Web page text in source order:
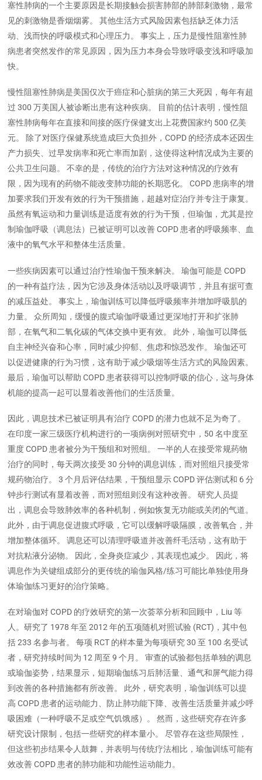
塞性肺病的一个主要原因是长期接触会损害肺部的肺部刺激物，最常
见的刺激物是香烟烟雾。 其他生活方式风险因素包括缺乏体力活
动、浅而快的呼吸模式和心理压力。 事实上，压力是慢性阻塞性肺
病患者突然发作的常见原因，因为压力本身会导致呼吸变浅和呼吸加
快。
慢性阻塞性肺病是美国仅次于癌症和心脏病的第三大死因，每年有超
过 300 万美国人被诊断出患有这种疾病。 目前的估计表明，慢性阻
塞性肺病每年在直接和间接的医疗保健支出上花费国家约 500 亿美
元。 除了对医疗保健系统造成巨大负担外，COPD 的经济成本还因生
产力损失、过早发病率和死亡率而加剧，这使得这种情况成为主要的
公共卫生问题。 不幸的是，传统的治疗方法对这种情况的疗效有
限，因为现有的药物不能改变肺功能的长期恶化。 COPD 患病率的增
加要求我们开发有效的行为干预措施，超越对症治疗并专注于康复。
虽然有氧运动和力量训练是适度有效的行为干预，但瑜伽，尤其是控
制瑜伽呼吸（调息法）已被证明可以改善 COPD 患者的呼吸频率、血
液中的氧气水平和整体生活质量。
一些疾病因素可以通过治疗性瑜伽干预来解决。 瑜伽可能是 COPD
的一种有益疗法，因为它涉及身体活动以及呼吸调节，并且有据可查
的减压益处。 事实上，瑜伽训练可以降低呼吸频率并增加呼吸肌的
力量。 众所周知，缓慢的腹式瑜伽呼吸通过更深地打开和扩张肺
部，在氧气和二氧化碳的气体交换中更有效。 此外，瑜伽可以降低
自主神经兴奋和心率，同时减少抑郁、焦虑和惊恐发作。 瑜伽还可
以促进健康的行为习惯，这有助于减少吸烟等生活方式的风险因素。
最后，瑜伽可以帮助 COPD 患者获得可以控制呼吸的信心，这与身体
机能的提高一起可以显着改善他们的生活质量。
因此，调息技术已被证明具有治疗 COPD 的潜力也就不足为奇了。
在印度一家三级医疗机构进行的一项病例对照研究中，50 名中度至
重度 COPD 患者被分为干预组和对照组。 一半的人在接受常规药物
治疗的同时，每天两次接受 30 分钟的调息训练，而对照组只接受常
规药物治疗。 3 个月后评估结果，干预组显示 COPD 评估测试和 6 分
钟步行测试有显着改善，而对照组则没有这种改善。 研究人员提
出，调息会导致肺效率的各种机制，例如恢复无功能或关闭的气道。
此外，由于调息促进腹式呼吸，它可以缓解呼吸隔膜，改善氧合，并
增加整体循环。 调息还可以清理呼吸道并改善纤毛活动，这有助于
对抗粘液分泌物。 因此，全身炎症减少，其表现也减少。 因此，将
调息作为关键组成部分的更传统的瑜伽风格/练习可能比单独使用身
体瑜伽练习更好的治疗策略。
在对瑜伽对 COPD 的疗效研究的第一次荟萃分析和回顾中，Liu 等
人。研究了 1978 年至 2012 年的五项随机对照试验 (RCT)，其中包
括 233 名参与者。 每项 RCT 的样本量为每项研究 30 至 100 名受试
者，研究持续时间为 12 周至 9 个月。 审查的试验都包括单独的调息
或瑜伽姿势，结果显示，短期瑜伽练习后肺活量、通气和屏气能力得
到改善的各种措施都有所改善。 此外，研究表明，瑜伽训练可以提
高 COPD 患者的运动能力、防止肺功能下降、改善生活质量并减少呼
吸困难（一种呼吸不足或空气饥饿感）。 然而，这些研究存在许多
研究设计限制，包括一些研究的样本量小。 尽管存在这些局限性，
但这些初步结果令人鼓舞，并表明与传统疗法相比，瑜伽训练可能有
效改善 COPD 患者的肺功能和功能性运动能力。